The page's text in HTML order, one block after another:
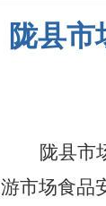
陇县市
陇县市
游市场食品